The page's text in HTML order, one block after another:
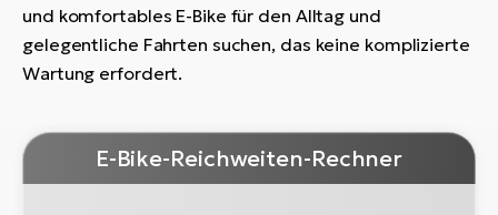
und komfortables E-Bike für den Alltag und
gelegentliche Fahrten suchen, das keine komplizierte
Wartung erfordert.
E-Bike-Reichweiten-Rechner